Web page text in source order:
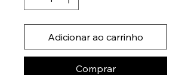
Adicionar ao carrinho
Comprar